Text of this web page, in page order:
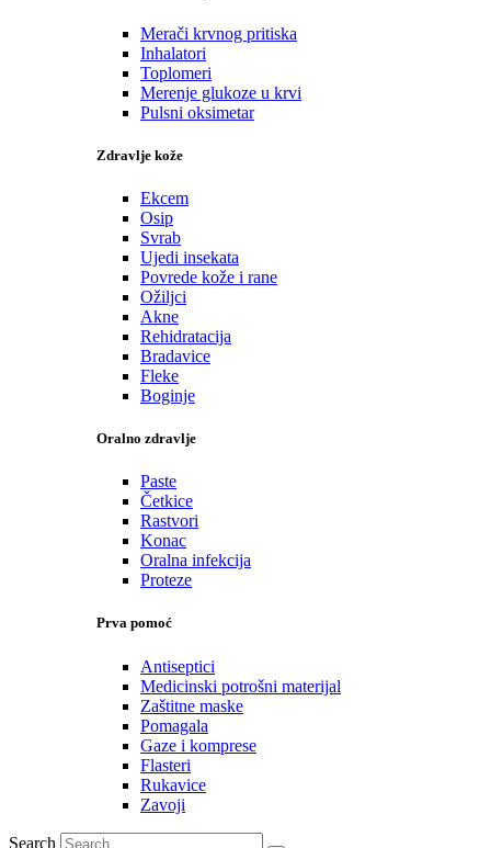
Merači krvnog pritiska
Inhalatori
Toplomeri
Merenje glukoze u krvi
Pulsni oksimetar
Zdravlje kože
Ekcem
Osip
Svrab
Ujedi insekata
Povrede kože i rane
Ožiljci
Akne
Rehidratacija
Bradavice
Fleke
Boginje
Oralno zdravlje
Paste
Četkice
Rastvori
Konac
Oralna infekcija
Proteze
Prva pomoć
Antiseptici
Medicinski potrošni materijal
Zaštitne maske
Pomagala
Gaze i komprese
Flasteri
Rukavice
Zavoji
Search